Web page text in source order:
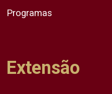
Programas
Extensão